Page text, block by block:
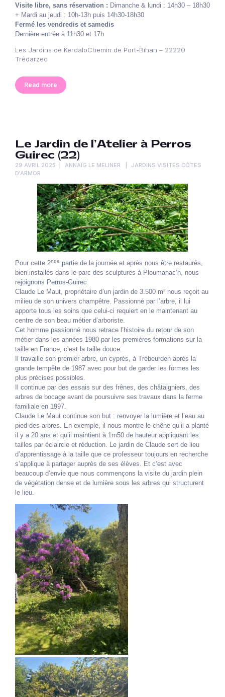
Visite libre, sans réservation : Dimanche & lundi : 14h30 – 18h30
+ Mardi au jeudi : 10h-13h puis 14h30-18h30
Fermé les vendredis et samedis
Dernière entrée à 11h30 et 17h
Les Jardins de KerdaloChemin de Port-Bihan – 22220
Trédarzec
Read more
Le Jardin de l’Atelier à Perros
Guirec (22)
29 AVRIL 2025 ANNAÏG LE MELINER
JARDINS VISITÉS CÔTES
D'ARMOR
Pour cette 2nde partie de la journée et après nous être restaurés,
bien installés dans le parc des sculptures à Ploumanac’h, nous
rejoignons Perros-Guirec.
Claude Le Maut, propriétaire d’un jardin de 3.500 m² nous reçoit au
milieu de son univers champêtre. Passionné par l’arbre, il lui
apporte tous les soins que celui-ci requiert en le maintenant au
centre de son beau métier d’arboriste.
Cet homme passionné nous retrace l’histoire du retour de son
métier dans les années 1980 par les premières formations sur la
taille en France, c’est la taille douce.
Il travaille son premier arbre, un cyprès, à Trébeurden après la
grande tempête de 1987 avec pour but de garder les formes les
plus précises possibles.
Il continue par des essais sur des frênes, des châtaigniers, des
arbres de bocage avant de poursuivre ses travaux dans la ferme
familiale en 1997.
Claude Le Maut continue son but : renvoyer la lumière et l’eau au
pied des arbres. En exemple, il nous montre le chêne qu’il a planté
il y a 20 ans et qu’il maintient à 1m50 de hauteur appliquant les
tailles par éclaircie et réduction. Le jardin de Claude sert de lieu
d’apprentissage à la taille que ce professeur toujours en recherche
s’applique à partager auprès de ses élèves. Et c‘est avec
beaucoup d’envie que nous commençons la visite du jardin plein
de végétation dense et de lumière sous les arbres qui structurent
le lieu.